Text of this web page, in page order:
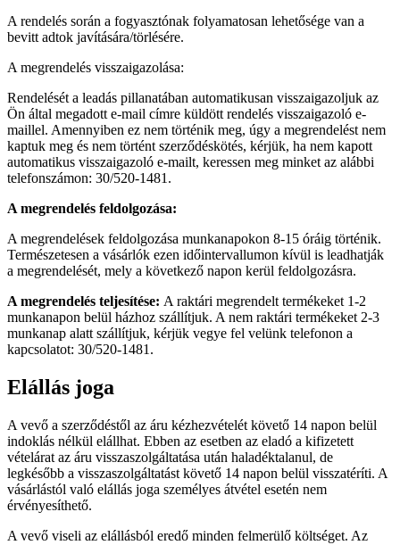
A rendelés során a fogyasztónak folyamatosan lehetősége van a
bevitt adtok javítására/törlésére.
A megrendelés visszaigazolása:
Rendelését a leadás pillanatában automatikusan visszaigazoljuk az
Ön által megadott e-mail címre küldött rendelés visszaigazoló e-
maillel. Amennyiben ez nem történik meg, úgy a megrendelést nem
kaptuk meg és nem történt szerződéskötés, kérjük, ha nem kapott
automatikus visszaigazoló e-mailt, keressen meg minket az alábbi
telefonszámon: 30/520-1481.
A megrendelés feldolgozása:
A megrendelések feldolgozása munkanapokon 8-15 óráig történik.
Természetesen a vásárlók ezen időintervallumon kívül is leadhatják
a megrendelését, mely a következő napon kerül feldolgozásra.
A megrendelés teljesítése: A raktári megrendelt termékeket 1-2
munkanapon belül házhoz szállítjuk. A nem raktári termékeket 2-3
munkanap alatt szállítjuk, kérjük vegye fel velünk telefonon a
kapcsolatot: 30/520-1481.
Elállás joga
A vevő a szerződéstől az áru kézhezvételét követő 14 napon belül
indoklás nélkül elállhat. Ebben az esetben az eladó a kifizetett
vételárat az áru visszaszolgáltatása után haladéktalanul, de
legkésőbb a visszaszolgáltatást követő 14 napon belül visszatéríti. A
vásárlástól való elállás joga személyes átvétel esetén nem
érvényesíthető.
A vevő viseli az elállásból eredő minden felmerülő költséget. Az